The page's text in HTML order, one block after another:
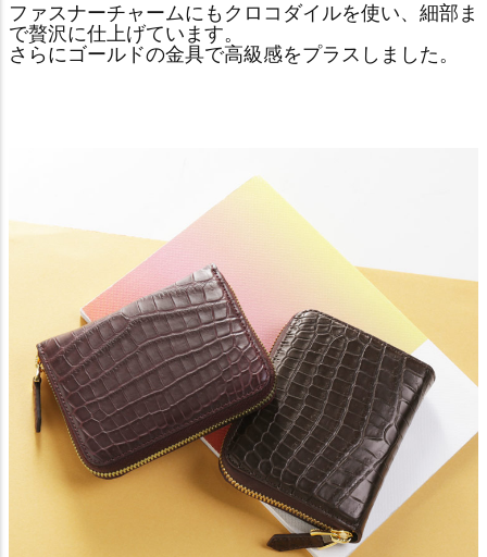
ファスナーチャームにもクロコダイルを使い、細部ま
で贅沢に仕上げています。
さらにゴールドの金具で高級感をプラスしました。